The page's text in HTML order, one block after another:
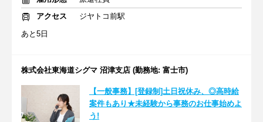
アクセス
ジヤトコ前駅
あと5日
株式会社東海道シグマ 沼津支店 (勤務地: 富士市)
【一般事務】[登録制]土日祝休み、◎高時給
案件もあり★未経験から事務のお仕事始めよ
う!